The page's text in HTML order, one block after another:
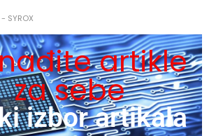
- SYROX
artikle
za sebe
izbor artikala